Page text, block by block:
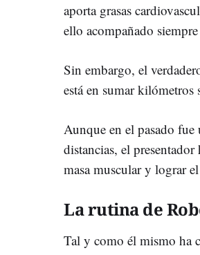
aporta grasas
ello acompañado
Sin embargo, el
está en sumar kilómetros
Aunque en el pasado fue
distancias, el
masa muscular y lograr
La rutina de
Tal y como él mismo ha